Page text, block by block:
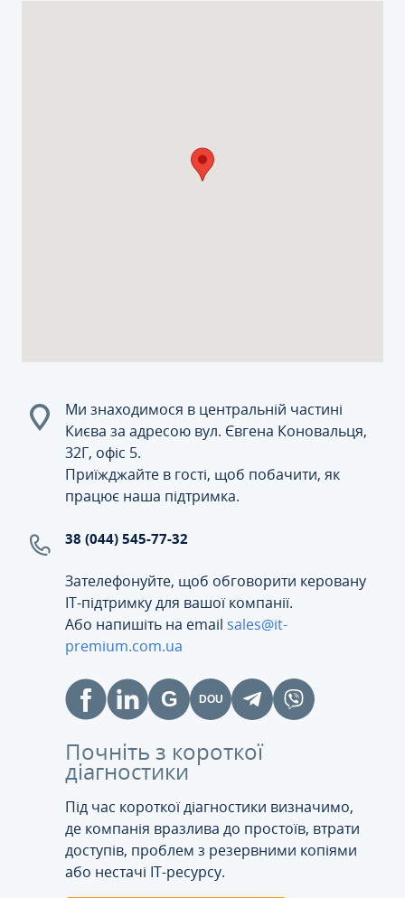
Ми знаходимося в центральній частині
Києва за адресою вул. Євгена Коновальця,
32Г, офіс 5.
Приїжджайте в гості, щоб побачити, як
працює наша підтримка.
38 (044) 545-77-32
Зателефонуйте, щоб обговорити керовану
ІТ-підтримку для вашої компанії.
Або напишіть на email sales@it-
premium.com.ua
Почніть з короткої
діагностики
Під час короткої діагностики визначимо,
де компанія вразлива до простоїв, втрати
доступів, проблем з резервними копіями
або нестачі IT-ресурсу.